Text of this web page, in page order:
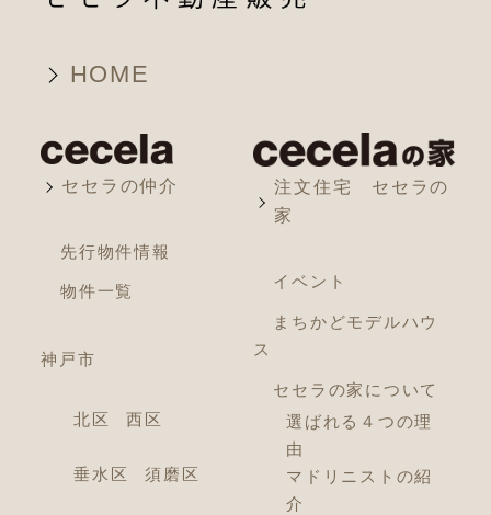
HOME
セセラの仲介
先行物件情報
物件一覧
神戸市
北区 西区
垂水区 須磨区
注文住宅 セセラの
家
イベント
まちかどモデルハウ
ス
セセラの家について
選ばれる４つの理
由
マドリニストの紹
介